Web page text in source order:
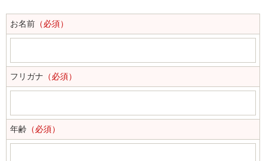
お名前 （必須）
フリガナ （必須）
年齢 （必須）